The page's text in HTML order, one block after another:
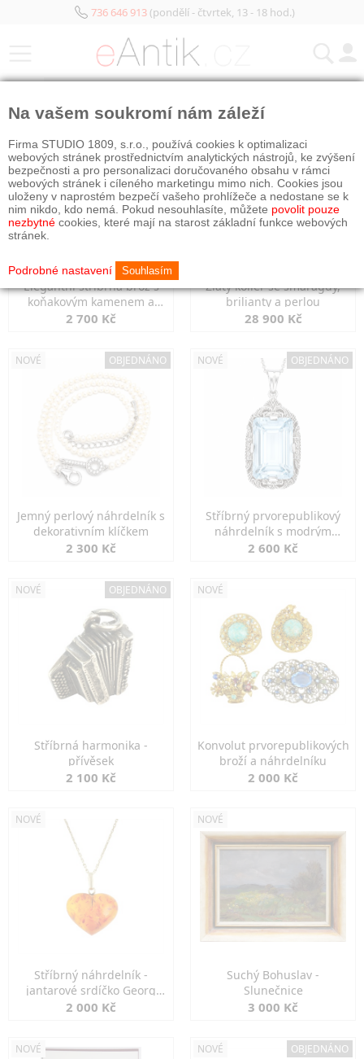
736 646 913(pondělí - čtvrtek, 13 - 18 hod.)
Elegantní stříbrná brož s
koňakovým kamenem a
markazity
2 700 Kč
Zlatý kolier se smaragdy,
brilianty a perlou
28 900 Kč
NOVÉ OBJEDNÁNO
Jemný perlový náhrdelník s
dekorativním klíčkem
2 300 Kč
NOVÉ OBJEDNÁNO
Stříbrný prvorepublikový
náhrdelník s modrým
spinelem
2 600 Kč
NOVÉ OBJEDNÁNO
Stříbrná harmonika -
přívěsek
2 100 Kč
NOVÉ
Konvolut prvorepublikových
broží a náhrdelníku
2 000 Kč
NOVÉ
Stříbrný náhrdelník -
jantarové srdíčko Georg
Kramer
2 000 Kč
NOVÉ
Suchý Bohuslav -
Slunečnice
3 000 Kč
NOVÉ NOVÉ OBJEDNÁNO
Na vašem soukromí nám záleží
Firma STUDIO 1809, s.r.o., používá cookies k optimalizaci
webových stránek prostřednictvím analytických nástrojů, ke zvýšení
bezpečnosti a pro personalizaci doručovaného obsahu v rámci
webových stránek i cíleného marketingu mimo nich. Cookies jsou
uloženy v naprostém bezpečí vašeho prohlížeče a nedostane se k
nim nikdo, kdo nemá. Pokud nesouhlasíte, můžete povolit pouze
nezbytné cookies, které mají na starost základní funkce webových
stránek.
Podrobné nastavení Souhlasím